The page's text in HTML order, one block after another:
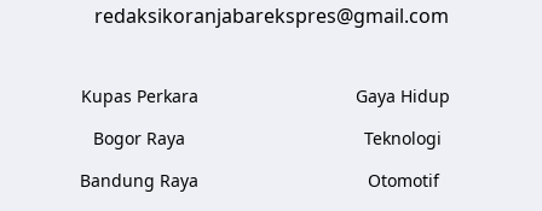
redaksikoranjabarekspres@gmail.com
Kupas Perkara
Bogor Raya
Bandung Raya
Gaya Hidup
Teknologi
Otomotif